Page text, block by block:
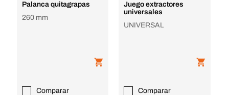
Palanca quitagrapas
260 mm
Comparar
Juego extractores
universales
UNIVERSAL
Comparar